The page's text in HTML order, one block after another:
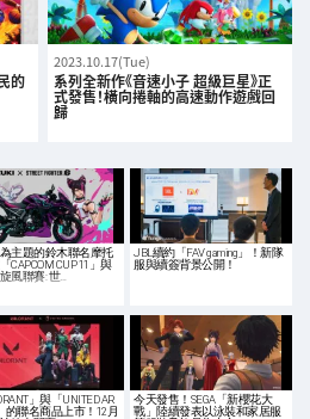
的
2023.10.17(Tue)
系列全新作《音速小子 超級巨星》正
式發售！橫向捲軸的高速動作遊戲回
歸
主題的鈴木聯名摩托
CAPCOM CUP 11」與
風聯賽: 世…
JBL續約「FAV gaming」！新隊
服與續簽背景公開！
」與「UNITED AR
的聯名商品上市！12月
今天發售！SEGA「新櫻花大
戰」陸續發表以泳裝和家居服